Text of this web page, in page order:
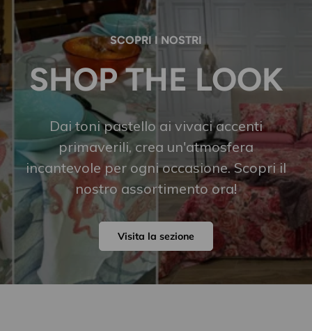
SCOPRI I NOSTRI
SHOP THE LOOK
Dai toni pastello ai vivaci accenti
primaverili, crea un'atmosfera
incantevole per ogni occasione. Scopri il
nostro assortimento ora!
Visita la sezione